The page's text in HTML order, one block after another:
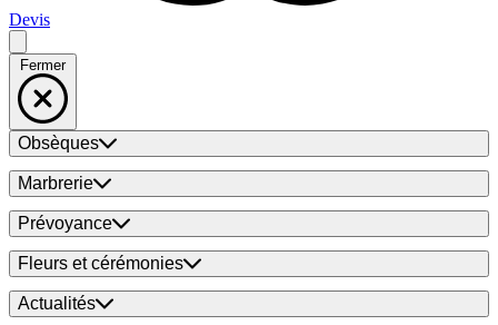
Devis
Fermer
Obsèques
Marbrerie
Prévoyance
Fleurs et cérémonies
Actualités